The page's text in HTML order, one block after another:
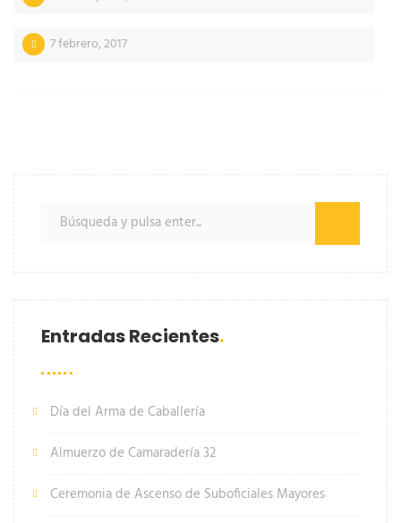
7 febrero, 2017
Entradas Recientes
Día del Arma de Caballería
Almuerzo de Camaradería 32
Ceremonia de Ascenso de Suboficiales Mayores